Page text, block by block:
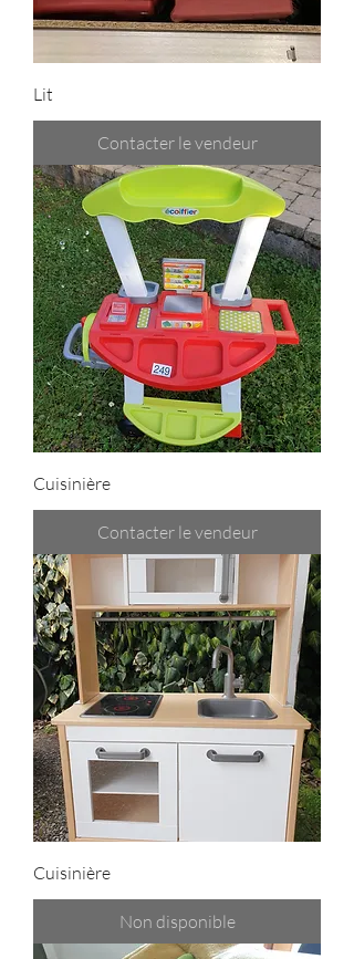
Lit
Contacter le vendeur
Cuisinière
Contacter le vendeur
Cuisinière
Non disponible